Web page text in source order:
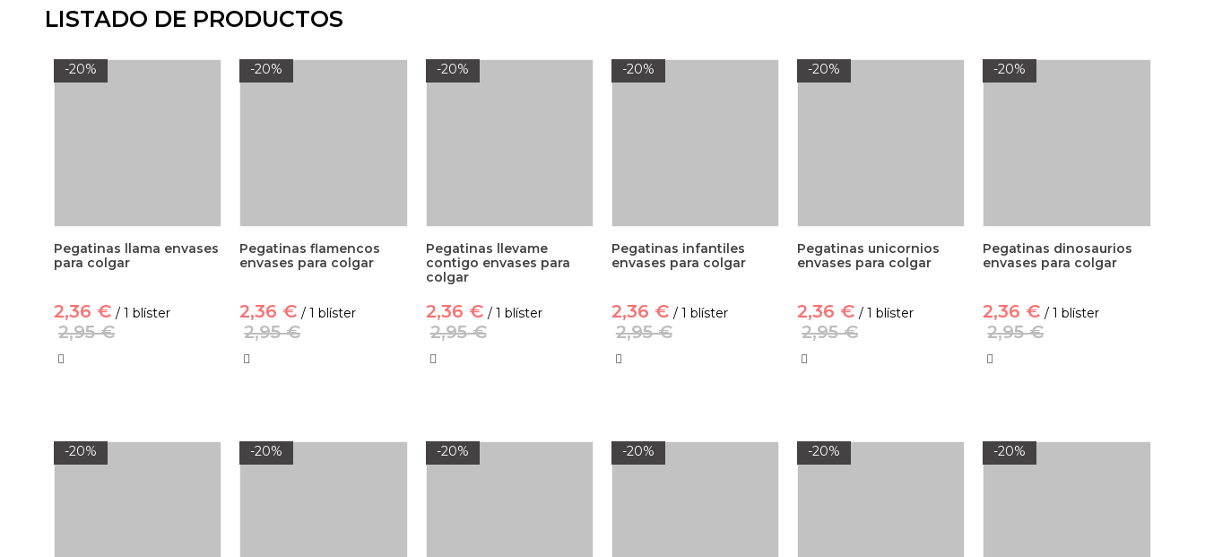
LISTADO DE PRODUCTOS
-20%
Pegatinas llama envases
para colgar
2,36 € / 1 blíster
2,95 €
-20%
Pegatinas flamencos
envases para colgar
2,36 € / 1 blíster
2,95 €
-20%
Pegatinas llevame
contigo envases para
colgar
2,36 € / 1 blíster
2,95 €
-20%
Pegatinas infantiles
envases para colgar
2,36 € / 1 blíster
2,95 €
-20%
Pegatinas unicornios
envases para colgar
2,36 € / 1 blíster
2,95 €
-20%
Pegatinas dinosaurios
envases para colgar
2,36 € / 1 blíster
2,95 €
-20% -20% -20% -20% -20% -20%